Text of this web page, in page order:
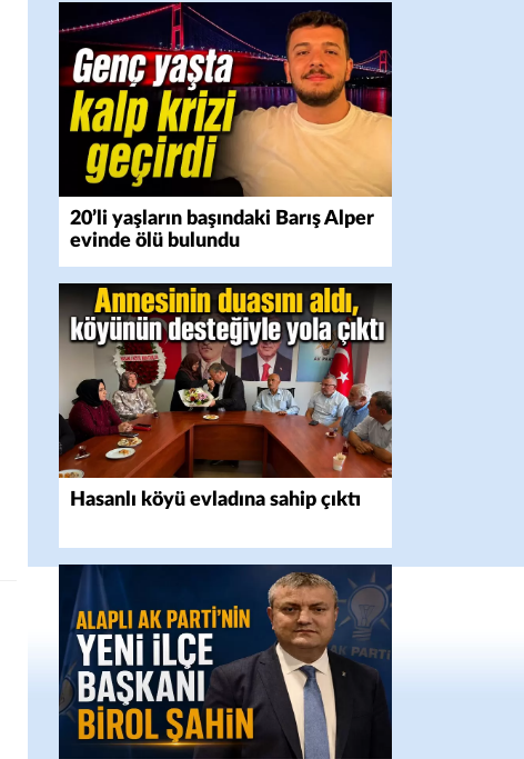
20’li yaşların başındaki Barış Alper
evinde ölü bulundu
Hasanlı köyü evladına sahip çıktı